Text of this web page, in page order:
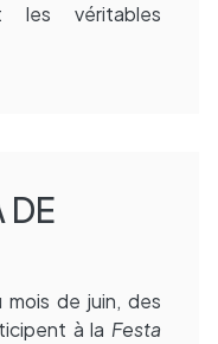
les véritables
DE
de juin, des
à la Festa